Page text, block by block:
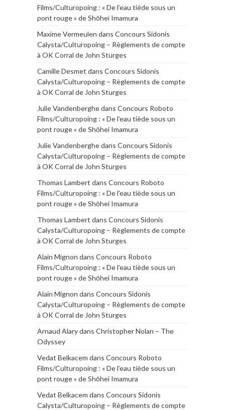
Films/Culturopoing : « De l’eau tiède sous un
pont rouge » de Shōhei Imamura
Maxime Vermeulen dans Concours Sidonis
Calysta/Culturopoing – Règlements de compte
à OK Corral de John Sturges
Camille Desmet dans Concours Sidonis
Calysta/Culturopoing – Règlements de compte
à OK Corral de John Sturges
Julie Vandenberghedans Concours Roboto
Films/Culturopoing : « De l’eau tiède sous un
pont rouge » de Shōhei Imamura
Julie Vandenberghedans Concours Sidonis
Calysta/Culturopoing – Règlements de compte
à OK Corral de John Sturges
Thomas Lambert dans Concours Roboto
Films/Culturopoing : « De l’eau tiède sous un
pont rouge » de Shōhei Imamura
Thomas Lambert dans Concours Sidonis
Calysta/Culturopoing – Règlements de compte
à OK Corral de John Sturges
Alain Mignon dans Concours Roboto
Films/Culturopoing : « De l’eau tiède sous un
pont rouge » de Shōhei Imamura
Alain Mignon dans Concours Sidonis
Calysta/Culturopoing – Règlements de compte
à OK Corral de John Sturges
Arnaud Alarydans Christopher Nolan – The
Odyssey
Vedat Belkacem dans Concours Roboto
Films/Culturopoing : « De l’eau tiède sous un
pont rouge » de Shōhei Imamura
Vedat Belkacem dans Concours Sidonis
Calysta/Culturopoing – Règlements de compte